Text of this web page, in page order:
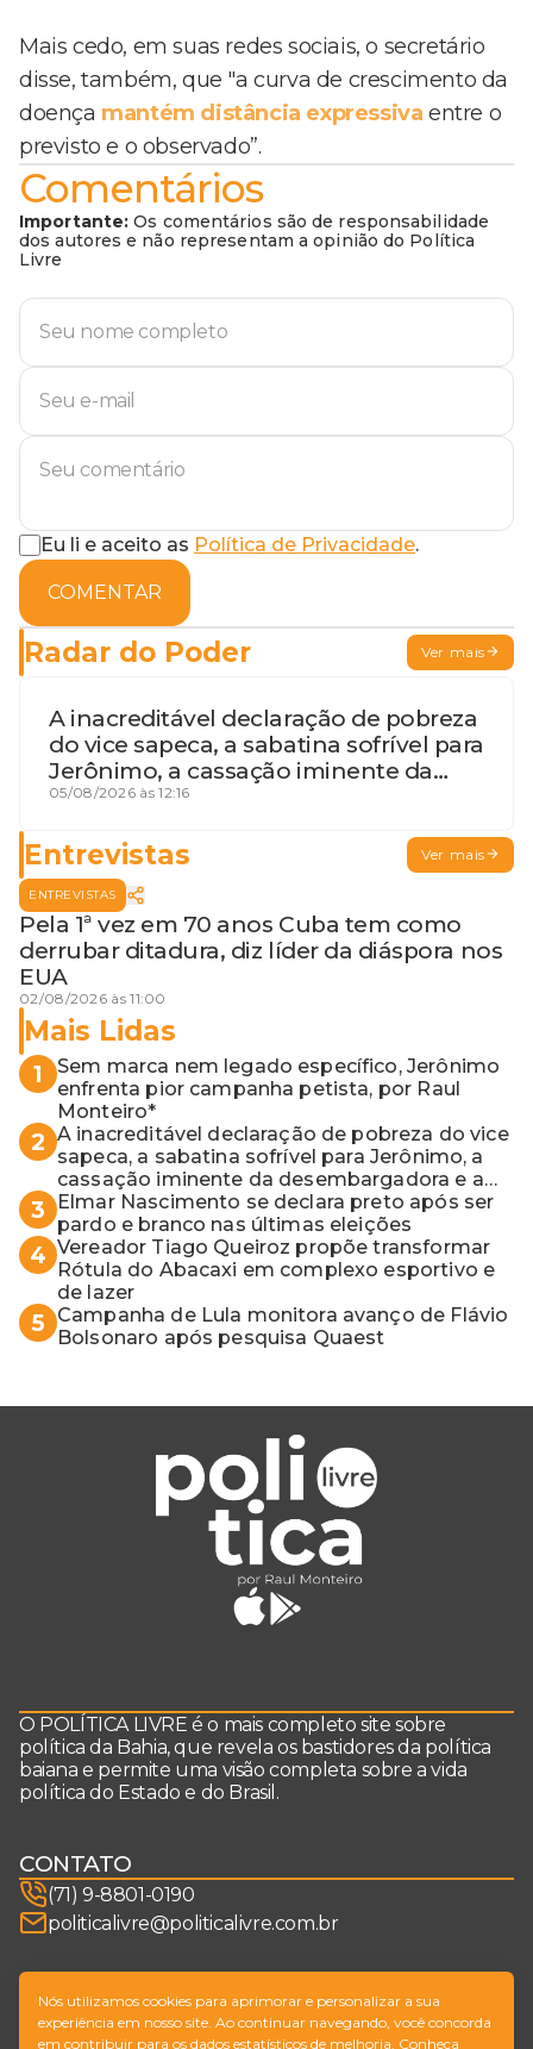
Mais cedo, em suas redes sociais, o secretário
disse, também, que "a curva de crescimento da
doença mantém distância expressiva entre o
previsto e o observado”.
Comentários
Importante: Os comentários são de responsabilidade
dos autores e não representam a opinião do Política
Livre
Eu li e aceito as Política de Privacidade.
COMENTAR
Radar do Poder Ver mais
A inacreditável declaração de pobreza
do vice sapeca, a sabatina sofrível para
Jerônimo, a cassação iminente da
desembargadora e a vaga do Quinto
05/08/2026 às 12:16
Entrevistas Ver mais
ENTREVISTAS
Pela 1ª vez em 70 anos Cuba tem como
derrubar ditadura, diz líder da diáspora nos
EUA
02/08/2026 às 11:00
Mais Lidas
1
Sem marca nem legado específico, Jerônimo
enfrenta pior campanha petista, por Raul
Monteiro*
2 A inacreditável declaração de pobreza do vice
sapeca, a sabatina sofrível para Jerônimo, a
cassação iminente da desembargadora e a
vaga do Quinto para o MP baiano
3
Elmar Nascimento se declara preto após ser
pardo e branco nas últimas eleições
4 Vereador Tiago Queiroz propõe transformar
Rótula do Abacaxi em complexo esportivo e
de lazer
5
Campanha de Lula monitora avanço de Flávio
Bolsonaro após pesquisa Quaest
O POLÍTICA LIVRE é o mais completo site sobre
política da Bahia, que revela os bastidores da política
baiana e permite uma visão completa sobre a vida
política do Estado e do Brasil.
CONTATO
(71) 9-8801-0190
politicalivre@politicalivre.com.br
SIGA-NOS
Nós utilizamos cookies para aprimorar e personalizar a sua
experiência em nosso site. Ao continuar navegando, você concorda
em contribuir para os dados estatísticos de melhoria. Conheça